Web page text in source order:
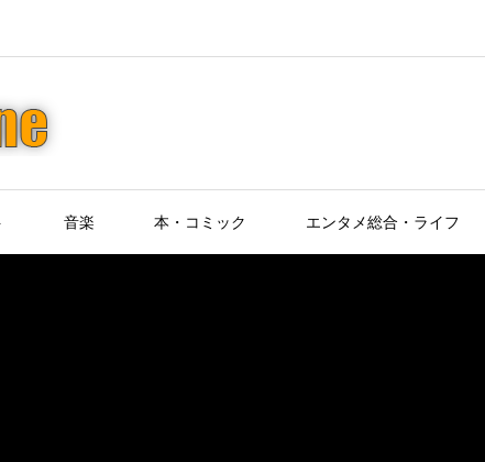
音楽 本・コミック エンタメ総合・ライフ